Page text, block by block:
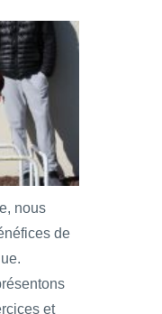
nous
de
et